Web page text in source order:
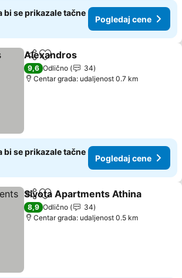
bi se prikazale tačne
Pogledaj cene
Deli Dodati u favorite
Alexandros
9,6 Odlično
34
Centar grada: udaljenost 0.7 km
bi se prikazale tačne
Pogledaj cene
Deli Dodati u favorite
Sivota Apartments Athina
8,9 Odlično
34
Centar grada: udaljenost 0.5 km